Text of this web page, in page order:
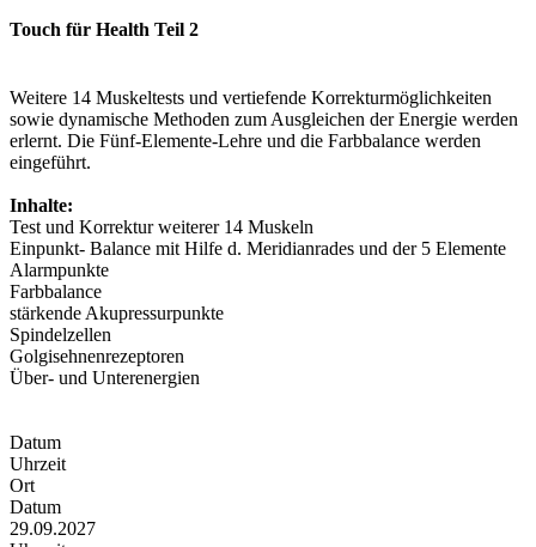
Touch für Health Teil 2
Weitere 14 Muskeltests und vertiefende Korrekturmöglichkeiten
sowie dynamische Methoden zum Ausgleichen der Energie werden
erlernt. Die Fünf-Elemente-Lehre und die Farbbalance werden
eingeführt.
Inhalte:
Test und Korrektur weiterer 14 Muskeln
Einpunkt- Balance mit Hilfe d. Meridianrades und der 5 Elemente
Alarmpunkte
Farbbalance
stärkende Akupressurpunkte
Spindelzellen
Golgisehnenrezeptoren
Über- und Unterenergien
Datum
Uhrzeit
Ort
Datum
29.09.2027